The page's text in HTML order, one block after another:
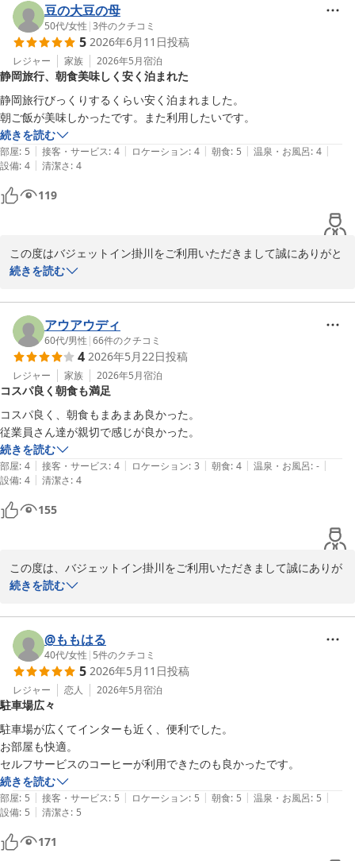
き大変光栄です。調理スタッフにも共有し、今後の励みとさせてい
ただきます。
また、お部屋の清潔さや駐車場の利便性についてもご満足いただけ
たご様子で、安心いたしました。
今後もお客様に快適にお過ごしいただけるよう、サービスの向上に
努めてまいります。
またのお越しを心よりお待ちしております。
お忙しい中、ご投稿いただきありがとうございます。
バジェットイン掛川
バジェットイン掛川
豆の大豆の母
50代/女性 |3件のクチコミ
5 2026年6月11日投稿
レジャー 家族 2026年5月宿泊
静岡旅行、朝食美味しく安く泊まれた
静岡旅行びっくりするくらい安く泊まれました。
続きを読む
部屋: 5 | 接客・サービス: 4 | ロケーション: 4 | 朝食: 5 | 温泉・お風呂: 4 |
設備: 4 | 清潔さ: 4
119
この度はバジェットイン掛川をご利用いただきまして誠にありがと
うございます。
上げます。
「びっくりするくらい安く」とのご感想をいただき、当ホテルのコ
ストパフォーマンスにご満足いただけたようで大変嬉しく思ってお
ります。
また、朝食につきましても美味しいとのお褒めの言葉をいただけた
こと、スタッフ一同、今後の励みとなります。
これからもご満足いただけるようサービス向上に努めてまいりま
す。
また掛川にお越しの際は、ご利用をお待ちしております。
お忙しい中、ご投稿いただきありがとうございます。
バジェットイン掛川
バジェットイン掛川
続きを読む
アウアウディ
60代/男性 |66件のクチコミ
4 2026年5月22日投稿
レジャー 家族 2026年5月宿泊
コスパ良く朝食も満足
コスパ良く、朝食もまあまあ良かった。
従業員さん達が親切で感じが良かった。
続きを読む
部屋: 4 | 接客・サービス: 4 | ロケーション: 3 | 朝食: 4 | 温泉・お風呂: - |
設備: 4 | 清潔さ: 4
155
この度は、バジェットイン掛川をご利用いただきまして誠にありが
とうございます。
朝食、スタッフ対応についてお褒めのお言葉を頂戴し大変嬉しく思
っており、励みともなっております。
これからも皆様にご満足いただけるようサービス向上に努めてまい
ります。
また掛川にお越しの際は、是非ご利用をお待ちしております。
お忙しい中、ご投稿いただきありがとうございます。
バジェットイン掛川
バジェットイン掛川
2026-06-19
続きを読む
@ももはる
40代/女性 | 5件のクチコミ
5 2026年5月11日投稿
レジャー 恋人 2026年5月宿泊
駐車場広々
駐車場が広くてインターも近く、便利でした。
お部屋も快適。
セルフサービスのコーヒーが利用できたのも良かったです。
続きを読む
部屋: 5 | 接客・サービス: 5 | ロケーション: 5 | 朝食: 5 | 温泉・お風呂: 5 |
設備: 5 | 清潔さ: 5
171